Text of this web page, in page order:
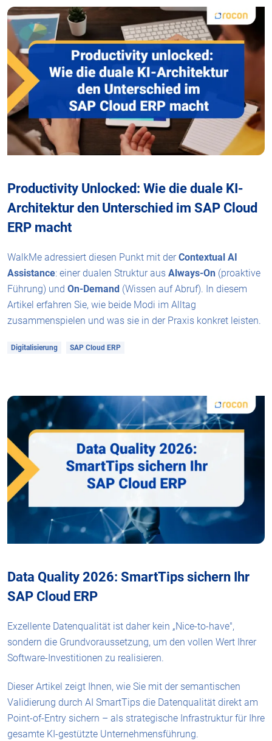
Productivity Unlocked: Wie die duale KI-
Architektur den Unterschied im SAP Cloud
ERP macht
WalkMe adressiert diesen Punkt mit derContextual AI
Assistance: einer dualen Struktur aus Always-On (proaktive
Führung) und On-Demand (Wissen auf Abruf). In diesem
Artikel erfahren Sie, wie beide Modi im Alltag
zusammenspielen und was sie in der Praxis konkret leisten.
Digitalisierung SAP Cloud ERP
Data Quality 2026: SmartTips sichern Ihr
SAP Cloud ERP
Exzellente Datenqualität ist daher kein „Nice-to-have",
sondern die Grundvoraussetzung, um den vollen Wert Ihrer
Software-Investitionen zu realisieren.
Dieser Artikel zeigt Ihnen, wie Sie mit der semantischen
Validierung durch AI SmartTips die Datenqualität direkt am
Point-of-Entry sichern – als strategische Infrastruktur für Ihre
gesamte KI-gestützte Unternehmensführung.